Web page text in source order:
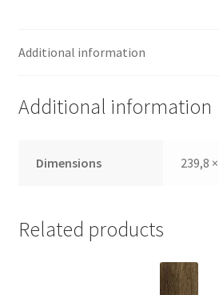
Additional information
Additional information
Dimensions 239,8
Related products